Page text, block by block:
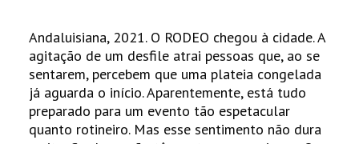
Andaluisiana, 2021. O RODEO chegou à cidade. A
agitação de um desfile atrai pessoas que, ao se
sentarem, percebem que uma plateia congelada
já aguarda o início. Aparentemente, está tudo
preparado para um evento tão espetacular
quanto rotineiro. Mas esse sentimento não dura